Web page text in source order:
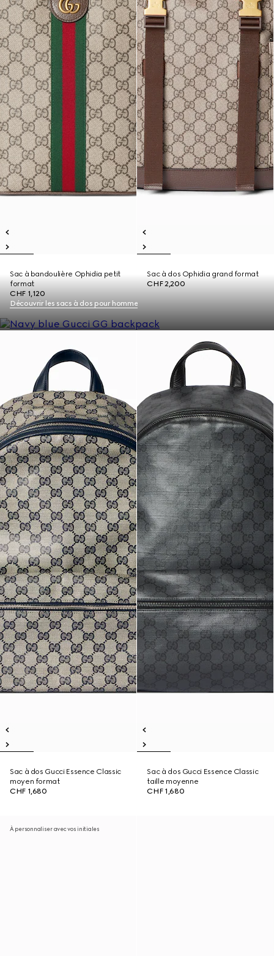
Sac à bandoulière Ophidia petit
format
CHF 1,120
Sac à dos Ophidia grand format
CHF 2,200
Découvrir les sacs à dos pour homme
Sac à dos Gucci Essence Classic
moyen format
CHF 1,680
Sac à dos Gucci Essence Classic
taille moyenne
CHF 1,680
À personnaliser avec vos initiales